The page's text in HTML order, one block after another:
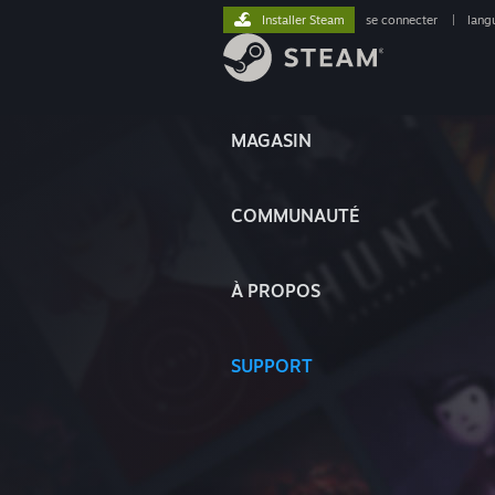
MAGASIN
COMMUNAUTÉ
À PROPOS
SUPPORT
Installer Steam se connecter